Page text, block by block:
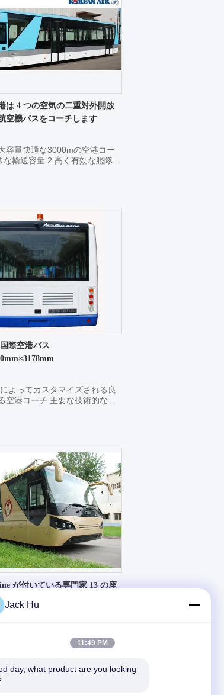
は 4 つの空気の二重対外開放
空機バスをコーチします
容量快適な3000mの空港コー
輸送容量 2.高く有効な艦隊管
乗の時間 4.短い回転半径 5.両
6。 エプロンのより多くの移
際空港バス
よってカスタマイズされる良
空港コーチ 主要な技術的な変
5270 いいえ。 点
の×の幅の×Height ...
が付いている専門家 13 の座
エプロン バス
2の製造業者の信頼できる質
をコーチします 速い細部: 1.
2.高く有効な艦隊管理 3.最も
4.短い回転半径 指定: いいえ。
Jack Hu
11:49 PM
day, what product are you looking